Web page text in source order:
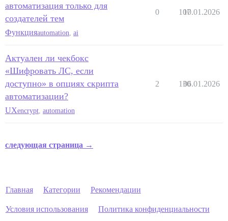
автоматизация только для
создателей тем
Функцияautomation ai
0 107
10.01.2026
Актуален ли чекбокс
«Шифровать ЛС, если
доступно» в опциях скрипта
автоматизации?
UXencrypt automation
2 130
06.01.2026
следующая страница →
Главная Категории Рекомендации
Условия использования Политика конфиденциальности